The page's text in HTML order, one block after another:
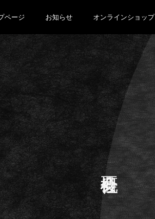
ページ お知らせ オンラインショップ